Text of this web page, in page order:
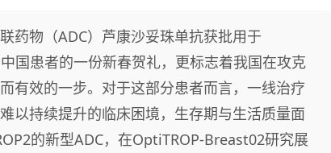
药物（ADC）芦康沙妥珠单抗获批用于
国患者的一份新春贺礼，更标志着我国在攻克
有效的一步。对于这部分患者而言，一线治疗
以持续提升的临床困境，生存期与生活质量面
的新型ADC，在OptiTROP-Breast02研究展